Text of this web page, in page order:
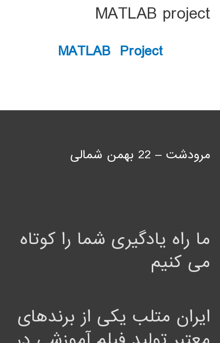
MATLAB project
MATLAB Project
مرودشت – 22 بهمن شمالی
ما راه یادگیری شما را کوتاه
می کنیم
ایران متلب یکی از برندهای